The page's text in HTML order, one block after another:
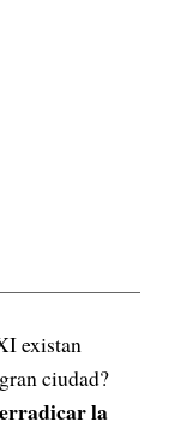
existan
ciudad?
la